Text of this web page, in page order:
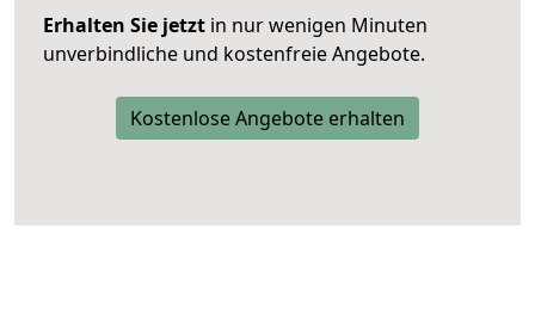
Erhalten Sie jetzt in nur wenigen Minuten
unverbindliche und kostenfreie Angebote.
Kostenlose Angebote erhalten